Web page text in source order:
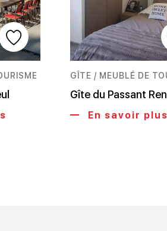
GÎTE / MEUBLÉ DE
Gîte du Passant
En savoir plus